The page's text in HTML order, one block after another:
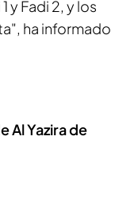
y Fadi 2, y los
ha informado
Al Yazira de